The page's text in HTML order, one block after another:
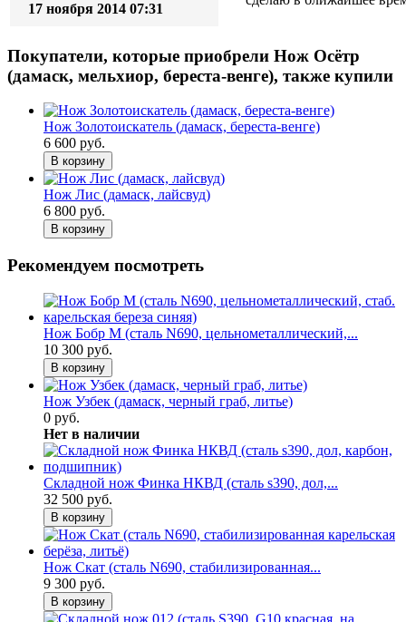
17 ноября 2014 07:31
Покупатели, которые приобрели Нож Осётр
(дамаск, мельхиор, береста-венге), также купили
Нож Золотоискатель (дамаск, береста-венге)
6 600 руб.
В корзину
Нож Лис (дамаск, лайсвуд)
6 800 руб.
В корзину
Рекомендуем посмотреть
Нож Бобр М (сталь N690, цельнометаллический,...
10 300 руб.
В корзину
Нож Узбек (дамаск, черный граб, литье)
0 руб.
Нет в наличии
Складной нож Финка НКВД (сталь s390, дол,...
32 500 руб.
В корзину
Нож Скат (сталь N690, стабилизированная...
9 300 руб.
В корзину